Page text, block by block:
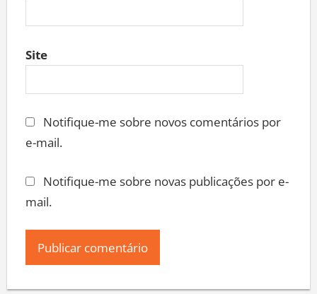
Site
Notifique-me sobre novos comentários por
e-mail.
Notifique-me sobre novas publicações por e-
mail.